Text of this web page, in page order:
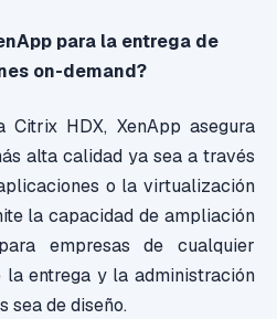
para la entrega de
on-demand?
HDX, XenApp asegura
alta calidad ya sea a través
o la virtualización
la capacidad de ampliación
empresas de cualquier
entrega y la administración
sea de diseño.